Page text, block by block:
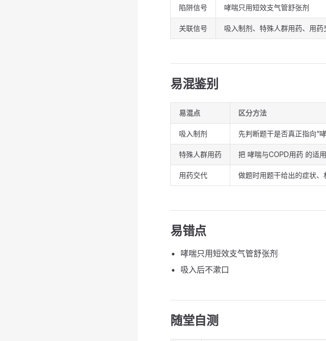
陷阱信号 哮喘只用短效支气管舒张剂
关联信号 吸入制剂、特殊人群用药、用药
易混鉴别
易混点 区分方法
吸入制剂 先判断题干是否真正指向“
特殊人群用药 把 哮喘与COPD用药 的适
用药交代 做题时用题干给出的症状
易错点
哮喘只用短效支气管舒张剂
吸入后不漱口
随堂自测